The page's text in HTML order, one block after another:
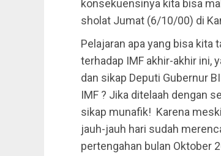
konsekuensinya kita bisa
sholat Jumat (6/10/00) di
Pelajaran apa yang bisa kita
terhadap IMF akhir-akhir ini,
dan sikap Deputi Gubernur
IMF ? Jika ditelaah dengan
sikap munafik! Karena
jauh-jauh hari sudah
pertengahan bulan Oktober